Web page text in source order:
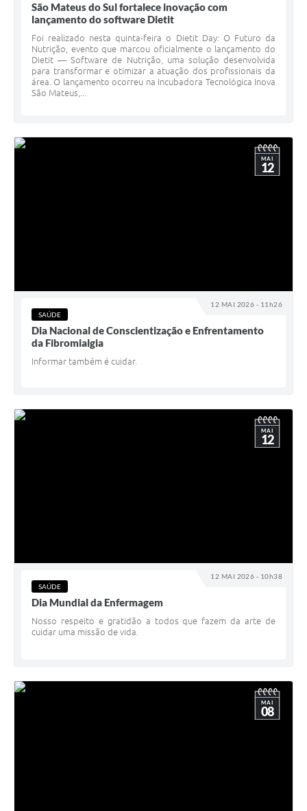
São Mateus do Sul fortalece inovação com
lançamento do software Dietit
Foi realizado nesta quinta-feira o Dietit Day: O Futuro da
Nutrição, evento que marcou oficialmente o lançamento do
Dietit — Software de Nutrição, uma solução desenvolvida
para transformar e otimizar a atuação dos profissionais da
área. O lançamento ocorreu na Incubadora Tecnológica Inova
São Mateus,...
12 MAI 2026 - 11h26
MAI
12
SAÚDE
Dia Nacional de Conscientização e Enfrentamento
da Fibromialgia
Informar também é cuidar.
12 MAI 2026 - 10h38
MAI
12
SAÚDE
Dia Mundial da Enfermagem
Nosso respeito e gratidão a todos que fazem da arte de
cuidar uma missão de vida.
MAI
08